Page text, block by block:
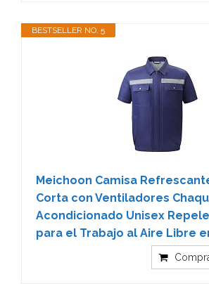
BESTSELLER NO. 5
Meichoon Camisa
Corta con Ventiladores
Acondicionado Unisex
para el Trabajo al Aire Libre